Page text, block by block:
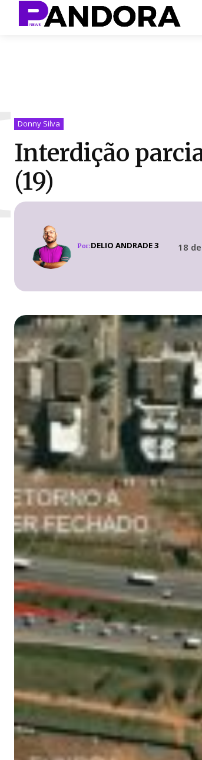
Donny Silva
Interdição
(19)
Por:DELIO ANDRADE 3 18